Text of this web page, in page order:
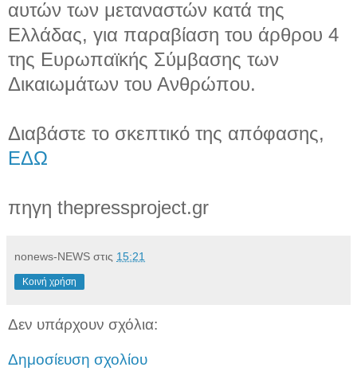
αυτών των μεταναστών κατά της
Ελλάδας, για παραβίαση του άρθρου 4
της Ευρωπαϊκής Σύμβασης των
Δικαιωμάτων του Ανθρώπου.
Διαβάστε το σκεπτικό της απόφασης,
EΔΩ
πηγη thepressproject.gr
nonews-NEWS στις 15:21
Κοινή χρήση
Δεν υπάρχουν σχόλια:
Δημοσίευση σχολίου